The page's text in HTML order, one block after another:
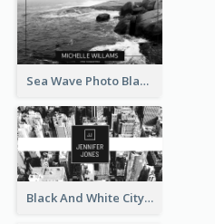
Sea Wave Photo Black And White Business Card
Black And White City Photo Business Card